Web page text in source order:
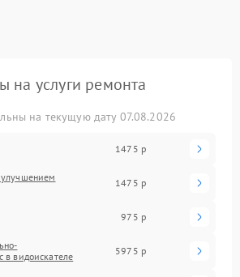
на услуги ремонта
на текущую дату 07.08.2026
1475 р
улучшением
1475 р
975 р
в видоискателе
5975 р